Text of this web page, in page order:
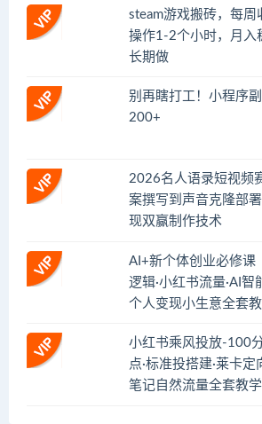
steam游戏搬砖，每
操作1-2个小时，月入
长期做
别再瞎打工！小程序
200+
2026名人语录短视频
案撰写到声音克隆部
现双赢制作技术
AI+新个体创业必修课
逻辑·小红书流量·AI
个人变现小生意全套
小红书乘风投放-100
点·标准投搭建·莱卡
笔记自然流量全套教学